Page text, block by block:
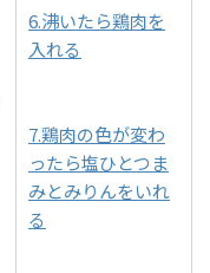
6.沸いたら鶏肉を
入れる
7.鶏肉の色が変わ
ったら塩ひとつま
みとみりんをいれ
る